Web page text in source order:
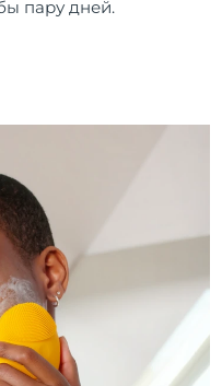
пару дней.